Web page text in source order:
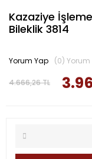
Kazaziye
Bileklik 3814
4.666,26 TL
Yorum Yap (0) Yorum